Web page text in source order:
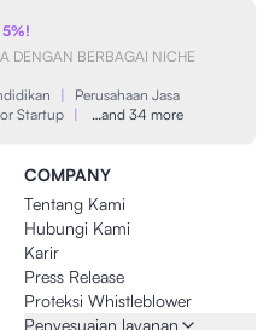
5%!
DENGAN BERBAGAI NICHE
|
Perusahaan Jasa
Startup | …and 34 more
COMPANY
Tentang Kami
Hubungi Kami
Karir
Press Release
Proteksi Whistleblower
Penyesuaian layanan